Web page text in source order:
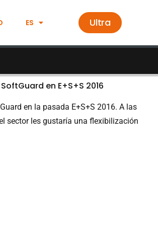
ES Ultra
en E+S+S 2016
en la pasada E+S+S 2016. A las
sector les gustaría una flexibilización